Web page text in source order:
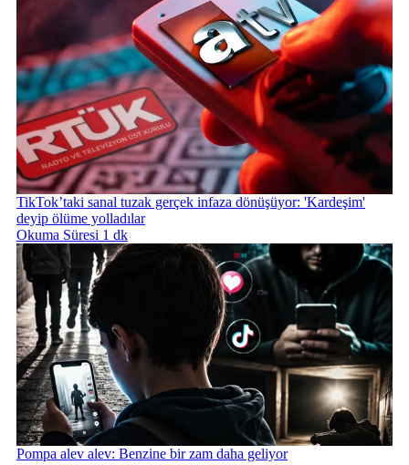
TikTok’taki sanal tuzak gerçek infaza dönüşüyor: 'Kardeşim'
deyip ölüme yolladılar
Okuma Süresi 1 dk
Pompa alev alev: Benzine bir zam daha geliyor